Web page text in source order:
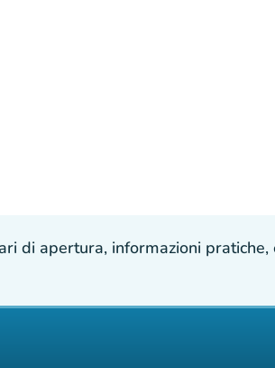
di apertura, informazioni pratiche,